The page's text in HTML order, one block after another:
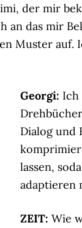
der mir
an das mir
Muster auf.
Georgi: Ich
Dialog und
lassen,
adaptieren
ZEIT: Wie